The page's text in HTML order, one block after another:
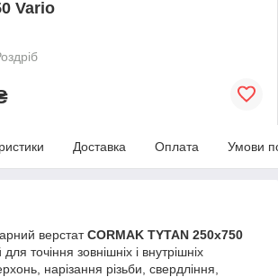
Vario
Доставка Оплата Умови
верстатCORMAK TYTAN 250x750
точіння зовнішніх і внутрішніх
нарізання різьби, свердління,